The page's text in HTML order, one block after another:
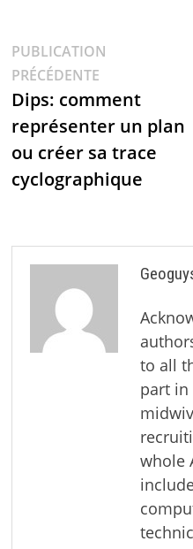
PUBLICATION
PRÉCÉDENTE
Dips: comment
représenter un plan
ou créer sa trace
cyclographique
to all
part in
whole